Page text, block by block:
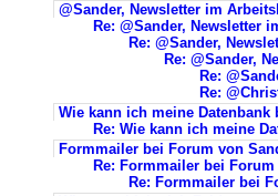
@Sander, Newsletter im
Re: @Sander, Newsletter
Re: @Sander,
Re: @Sander,
Re:
Re:
Wie kann ich meine Datenbank
Re: Wie kann ich meine
Formmailer bei Forum von
Re: Formmailer bei
Re: Formmailer bei